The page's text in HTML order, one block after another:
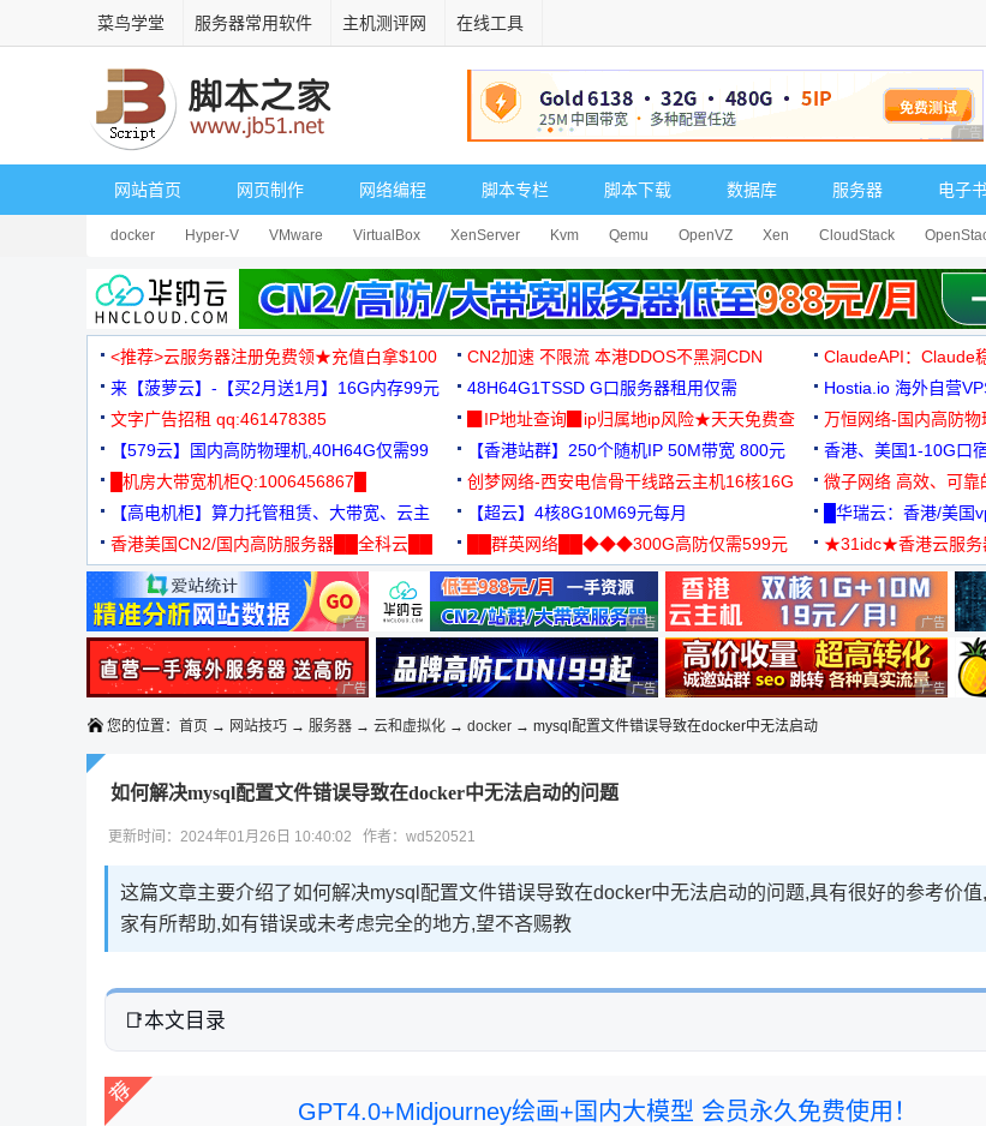
菜鸟学堂 服务器常用软件 主机测评网 在线工具
广告
网站首页 网页制作 网络编程 脚本专栏 脚本下载 数据库 服务器 电子
docker Hyper-V VMware VirtualBox XenServer Kvm Qemu OpenVZ Xen CloudStack
<推荐>云服务器注册免费领★充值白拿$100 CN2加速 不限流 本港DDOS不黑洞CDN ClaudeAPI：Claude
来【菠萝云】-【买2月送1月】16G内存99元
48H64G1TSSD G口服务器租用仅需
3000+可免费测试
Hostia.io 海外自营
文字广告招租 qq:461478385
▉IP地址查询▉ip归属地ip风险★天天免费查
万恒网络-国内高防
99元/月起
【579云】国内高防物理机,40H64G仅需99
元
【香港站群】250个随机IP 50M带宽 800元 香港、美国1-10G口
█机房大带宽机柜Q:1006456867█
创梦网络-西安电信骨干线路云主机16核16G
88元/月
微子网络 高效、可
【高电机柜】算力托管租赁、大带宽、云主
机
【超云】4核8G10M69元每月 █华瑞云：香港/美国
香港美国CN2/国内高防服务器██全科云██
██群英网络██◆◆◆300G高防仅需599元
◆◆◆
★31idc★香港云服务
用◆
广告 商业广告，理性选择 广告 商业广告，理性选择 广告 商业
广告 商业广告，理性选择 广告 商业广告，理性选择 广告 商业
您的位置： 首页 → 网站技巧 → 服务器 → 云和虚拟化 → docker → mysql配置文件错误导致在docker中无法启动
如何解决mysql配置文件错误导致在docker中无法启动的问题
更新时间：2024年01月26日 10:40:02 作者：wd520521
这篇文章主要介绍了如何解决mysql配置文件错误导致在docker中无法启动的问题,具有很好的参考价值
家有所帮助,如有错误或未考虑完全的地方,望不吝赐教
本文目录
GPT4.0+Midjourney绘画+国内大模型 会员永久免费使用！